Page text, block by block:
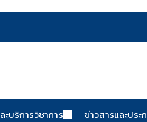
ะบริการวิชาการ ข่าวสารและประ